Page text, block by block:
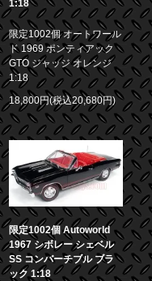
1:18
限定1002個 オートワール
ド 1969 ポンティアック
GTO ジャッジ オレンジ
1:18
18,800円(税込20,680円)
限定1002個 Autoworld
1967 シボレー シェベル
SS コンバーチブル ブラ
ック 1:18